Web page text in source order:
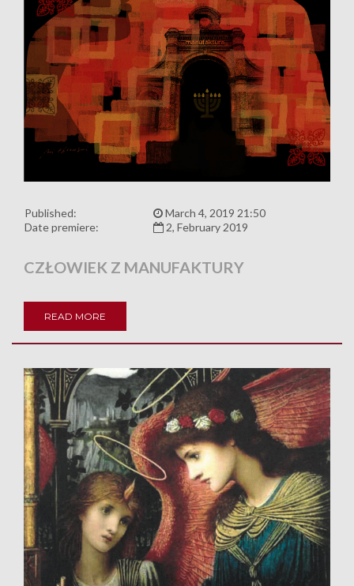
Published:
March 4, 2019 21:50
Date premiere:
2, February 2019
CZŁOWIEK Z MANUFAKTURY
READ MORE